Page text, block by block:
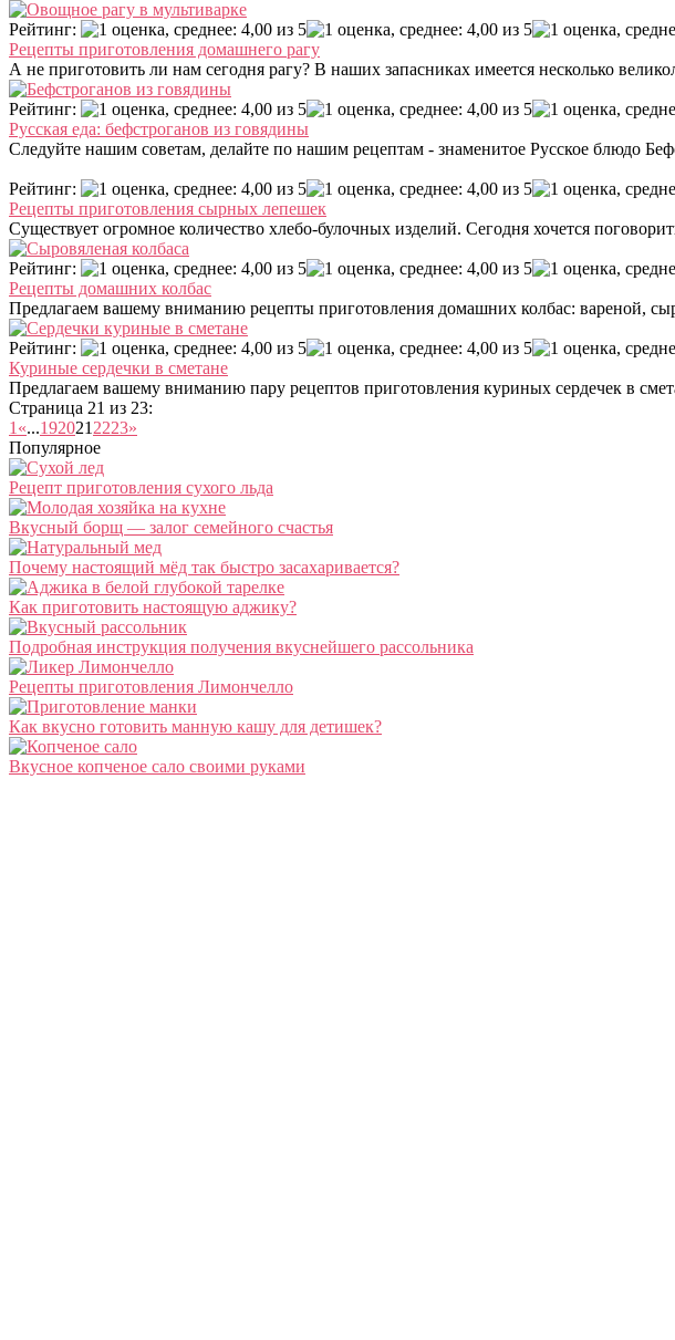
Рейтинг:
Рецепты приготовления домашнего рагу
А не приготовить ли нам сегодня рагу? В наших запасниках имеется несколько
Рейтинг:
Русская еда: бефстроганов из говядины
Следуйте нашим советам, делайте по нашим рецептам - знаменитое Русское блюдо
Рейтинг:
Рецепты приготовления сырных лепешек
Существует огромное количество хлебо-булочных изделий. Сегодня хочется
Рейтинг:
Рецепты домашних колбас
Предлагаем вашему вниманию рецепты приготовления домашних колбас: вареной,
Рейтинг:
Куриные сердечки в сметане
Предлагаем вашему вниманию пару рецептов приготовления куриных сердечек в
Страница 21 из 23:
1 «...192021 2223»
Популярное
Рецепт приготовления сухого льда
Вкусный борщ — залог семейного счастья
Почему настоящий мёд так быстро засахаривается?
Как приготовить настоящую аджику?
Подробная инструкция получения вкуснейшего рассольника
Рецепты приготовления Лимончелло
Как вкусно готовить манную кашу для детишек?
Вкусное копченое сало своими руками